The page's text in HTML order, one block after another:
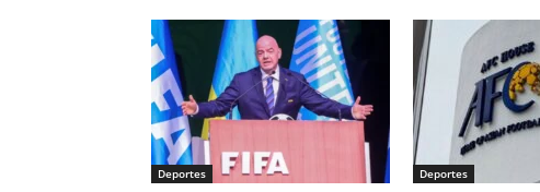
Deportes Deportes